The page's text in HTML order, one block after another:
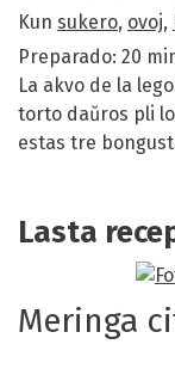
Kun sukero, ovoj,
Preparado: 20
La akvo de la
torto daŭros pli
estas tre
Lasta
Meringa